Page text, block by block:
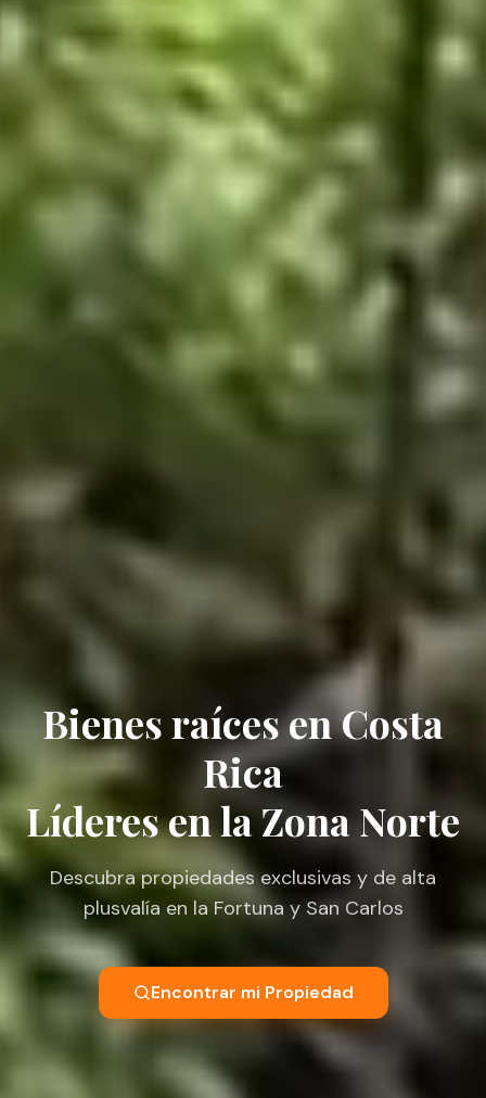
Bienes raíces en Costa
Rica
Líderes en la Zona Norte
Descubra propiedades exclusivas y de alta
plusvalía en la Fortuna y San Carlos
Encontrar mi Propiedad